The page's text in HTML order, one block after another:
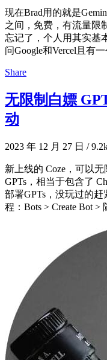
现在Brad用的就是
之间，免费，有流量限
忘记了，个人用其实基
问Google和Vercel且有
Share
无限制白嫖
动
2023 年 12 月 27 日 /
新上线的 Coze，可以无
GPTs，相当于包含了
部署GPTs，没玩过的赶
程：Bots > Create Bot >